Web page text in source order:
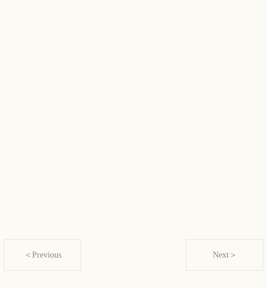
＜Previous Next＞